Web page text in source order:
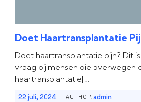
Doet Haartransplantatie
Doet haartransplantatie pijn? Dit
vraag bij mensen die overwegen
haartransplantatie[…]
22 juli, 2024 - AUTHOR:admin